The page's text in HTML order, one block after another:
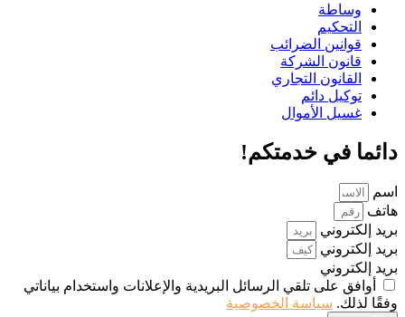
وساطة
التحكيم
قوانين الضرائب
قانون الشركة
القانون التجاري
توكيل دائم
غسيل الأموال
دائما في خدمتكم!
اسم
هاتف
بريد إلكتروني
بريد إلكتروني
بريد إلكتروني
أوافق على تلقي الرسائل البريدية والإعلانات واستخدام بياناتي
وفقًا لذلك. سياسة الخصوصية